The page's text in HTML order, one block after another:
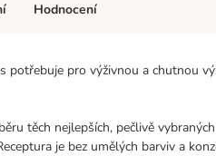
pro výživnou a chutnou
těch nejlepších, pečlivě
je bez umělých barviv a
Hodnocení